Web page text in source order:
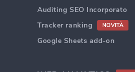
Auditing SEO Incorporato
Tracker ranking
NOVITÀ
Google Sheets add-on